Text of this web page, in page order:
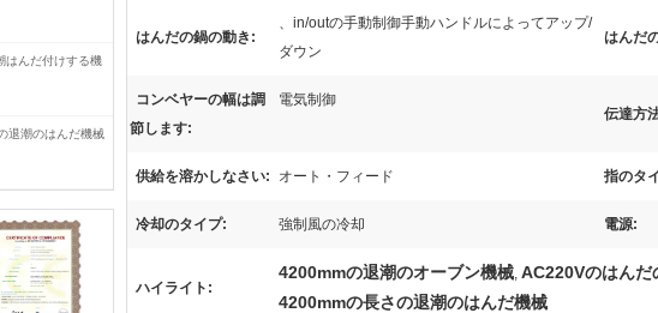
はんだ付けする機
退潮のはんだ機械
はんだの鍋の動き:
、in/outの手動制御手動ハンドルによってアップ/
ダウン
はんだ
コンベヤーの幅は調
節します:
電気制御
伝達方
供給を溶かしなさい: オート・フィード 指のタ
冷却のタイプ: 強制風の冷却 電源:
ハイライト:
4200mmの退潮のオーブン機械, AC220Vのはんだ
4200mmの長さの退潮のはんだ機械